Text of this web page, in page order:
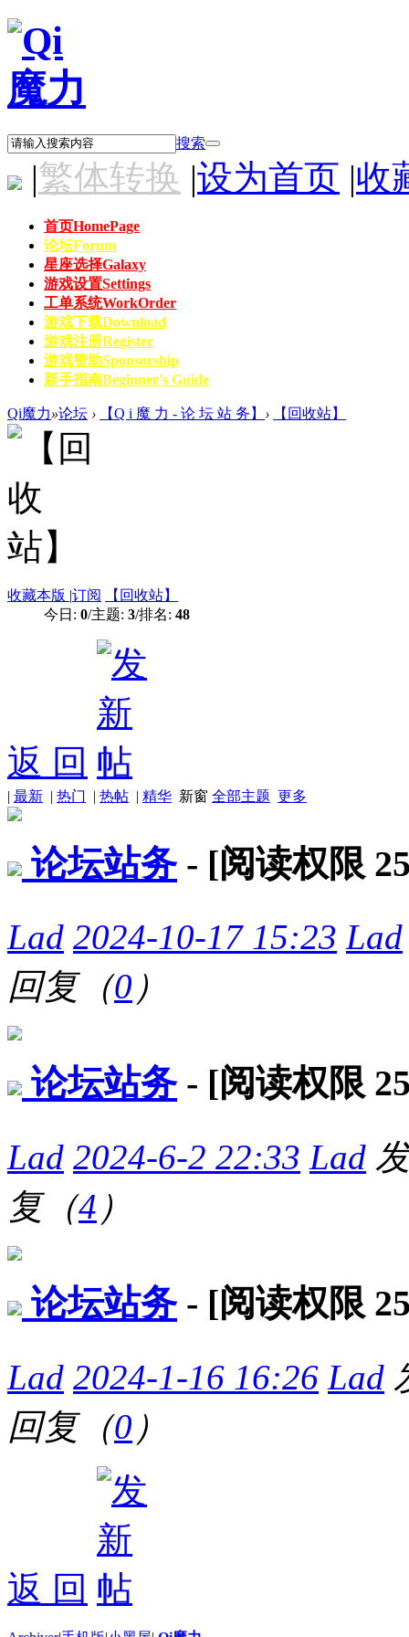
搜索
|繁体转换 |设为首页 |收
首页HomePage
论坛Forum
星座选择Galaxy
游戏设置Settings
工单系统WorkOrder
游戏下载Download
游戏注册Register
游戏赞助Sponsorship
新手指南Beginner's Guide
Qi魔力»论坛 › 【Q i 魔 力 - 论 坛 站 务】 › 【回收站】
收藏本版 |订阅
【回收站】
今日: 0/主题: 3/排名: 48
返 回
| 最新 | 热门 | 热帖 | 精华 新窗 全部主题 更多
论坛站务- [阅读权限
Lad 2024-10-17 15:23 Lad
回复（0 ）
论坛站务- [阅读权限
Lad 2024-6-2 22:33 Lad
复（4 ）
论坛站务- [阅读权限
Lad 2024-1-16 16:26 Lad
回复（0 ）
返 回